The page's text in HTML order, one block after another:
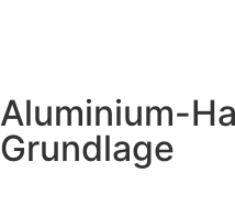
Aluminium-
Grundlage